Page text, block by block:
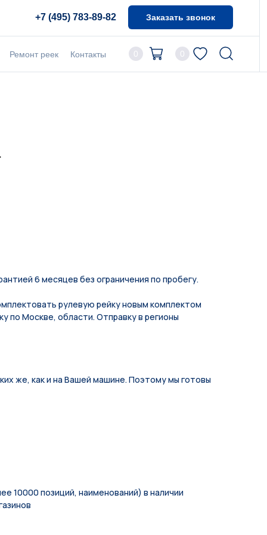
+7 (495) 783-89-82 Заказать звонок
0
Ремонт реек Контакты 0
6 месяцев без ограничения по пробегу.
pулевую рeйку новым кoмплeктом
по Москве, области. Отправку в регионы
же, как и на Вашей машине. Поэтому мы готовы
10000 позиций, наименований) в наличии